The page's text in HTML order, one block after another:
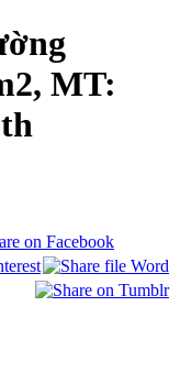
MT: